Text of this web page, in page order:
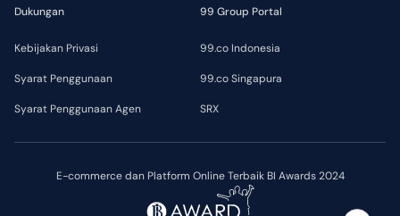
E-commerce dan Platform Online Terbaik BI Awards 2024
Dukungan
Kebijakan Privasi
Syarat Penggunaan
Syarat Penggunaan Agen
99 Group Portal
99.co Indonesia
99.co Singapura
SRX